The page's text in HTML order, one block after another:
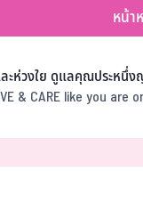
หน้า
ะห่วงใย ดูแลคุณประหนึ่
& CARE like you are